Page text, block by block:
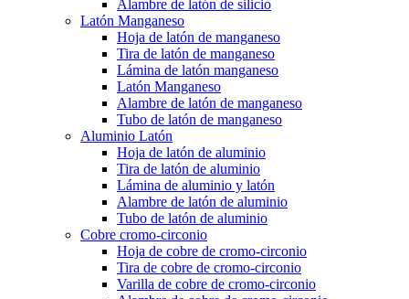
Alambre de latón de silicio
Latón Manganeso
Hoja de latón de manganeso
Tira de latón de manganeso
Lámina de latón manganeso
Latón Manganeso
Alambre de latón de manganeso
Tubo de latón de manganeso
Aluminio Latón
Hoja de latón de aluminio
Tira de latón de aluminio
Lámina de aluminio y latón
Alambre de latón de aluminio
Tubo de latón de aluminio
Cobre cromo-circonio
Hoja de cobre de cromo-circonio
Tira de cobre de cromo-circonio
Varilla de cobre de cromo-circonio